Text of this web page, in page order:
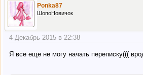
Ponka87
ШопоНовичок
4 Декабрь 2015 в 22:38
Я все еще не могу начать переписку(((